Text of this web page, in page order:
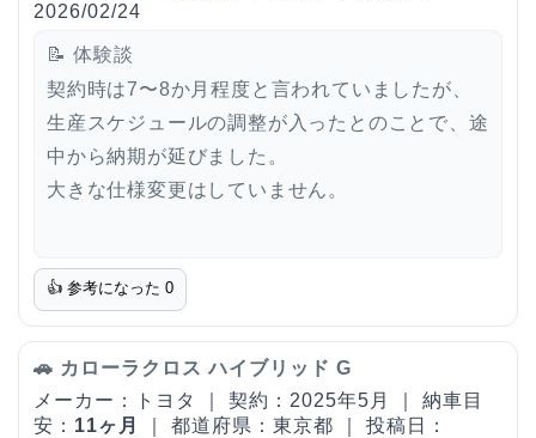
2026/02/24
📝 体験談
契約時は7〜8か月程度と言われていましたが、
生産スケジュールの調整が入ったとのことで、途
中から納期が延びました。
大きな仕様変更はしていません。
👍 参考になった 0
🚗 カローラクロス ハイブリッド G
メーカー：トヨタ ｜ 契約：2025年5月 ｜ 納車目
安： 11ヶ月
｜ 都道府県：東京都 ｜ 投稿日：